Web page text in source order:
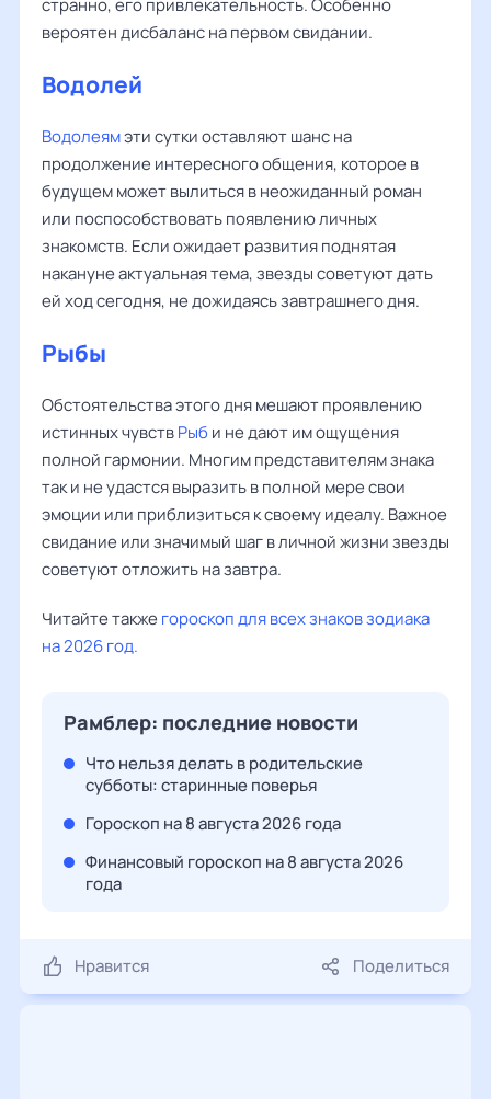
странно, его привлекательность. Особенно
вероятен дисбаланс на первом свидании.
Водолей
Водолеямэти сутки оставляют шанс на
продолжение интересного общения, которое в
будущем может вылиться в неожиданный роман
или поспособствовать появлению личных
знакомств. Если ожидает развития поднятая
накануне актуальная тема, звезды советуют дать
ей ход сегодня, не дожидаясь завтрашнего дня.
Рыбы
Обстоятельства этого дня мешают проявлению
истинных чувствРыб и не дают им ощущения
полной гармонии. Многим представителям знака
так и не удастся выразить в полной мере свои
эмоции или приблизиться к своему идеалу. Важное
свидание или значимый шаг в личной жизни звезды
советуют отложить на завтра.
Читайте также гороскоп для всех знаков зодиака
на 2026 год.
Рамблер: последние новости
Что нельзя делать в родительские
субботы: старинные поверья
Гороскоп на 8 августа 2026 года
Финансовый гороскоп на 8 августа 2026
года
Нравится Поделиться